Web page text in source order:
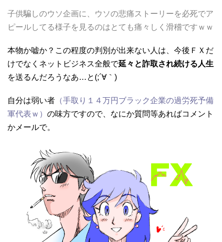
子供騙しのウソ企画に、ウソの悲痛ストーリーを必死でア
ピールしてる様子を見るのはとても痛々しく滑稽ですｗｗ
本物か嘘か？この程度の判別が出来ない人は、今後ＦＸだ
けでなくネットビジネス全般で延々と詐取され続ける人生
を送るんだろうなあ…と(;´∀｀)
自分は弱い者 （手取り１４万円ブラック企業の過労死予備
軍代表ｗ） の味方ですので、なにか質問等あればコメント
かメールで。